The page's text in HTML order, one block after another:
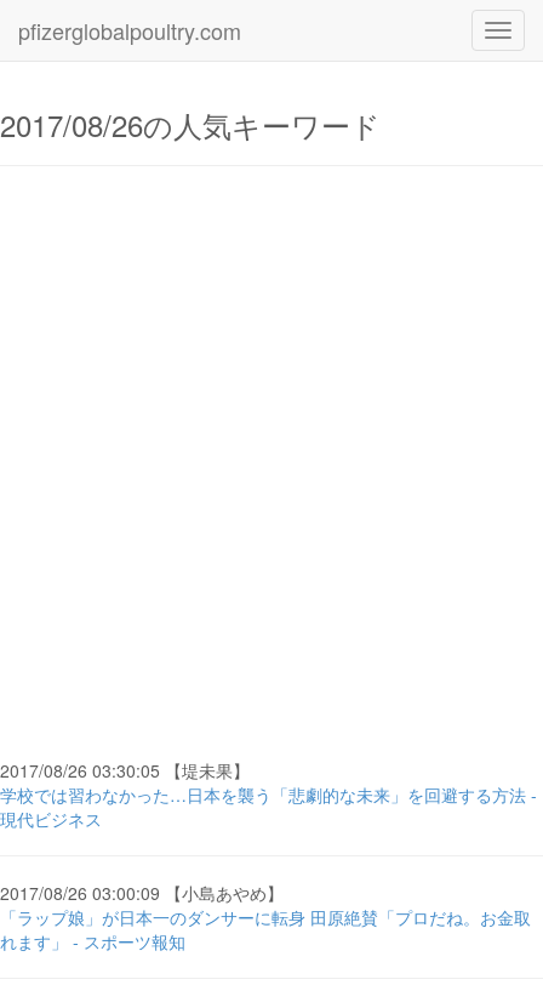
pfizerglobalpoultry.com
2017/08/26の人気キーワード
2017/08/26 03:30:05 【堤未果】
学校では習わなかった…日本を襲う「悲劇的な未来」を回避する方法 -
現代ビジネス
2017/08/26 03:00:09 【小島あやめ】
「ラップ娘」が日本一のダンサーに転身 田原絶賛「プロだね。お金取
れます」 - スポーツ報知